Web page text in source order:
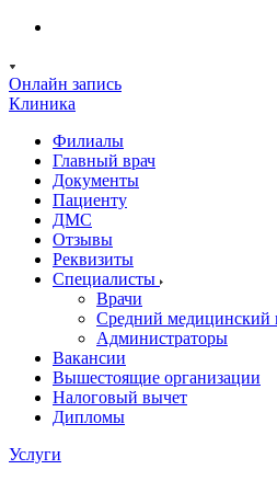
Онлайн запись
Клиника
Филиалы
Главный врач
Документы
Пациенту
ДМС
Отзывы
Реквизиты
Специалисты
Врачи
Средний медицинский
Администраторы
Вакансии
Вышестоящие организации
Налоговый вычет
Дипломы
Услуги